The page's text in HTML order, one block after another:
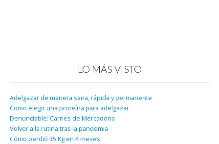
LO MÁS VISTO
Adelgazar de manera sana, rápida y permanente
Como elegir una proteína para adelgazar
Denunciable: Carnes de Mercadona
Volver a la rutina tras la pandemia
Cómo perdió 35 Kg en 4 meses